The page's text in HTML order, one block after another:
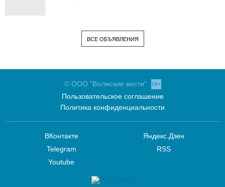
ВСЕ ОБЪЯВЛЕНИЯ
© ООО "Волжские вести" 16+
Пользовательское соглашение
Политика конфиденциальности
ВКонтакте
Telegram
Youtube
Яндекс.Дзен
RSS